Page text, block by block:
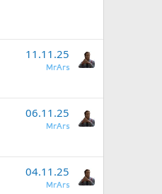
11.11.25
MrArs
06.11.25
MrArs
04.11.25
MrArs